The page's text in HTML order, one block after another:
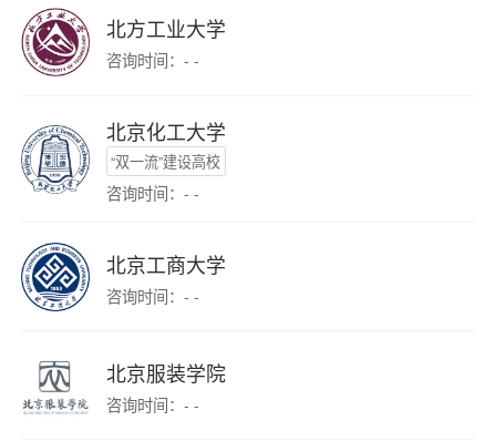
北方工业大学
咨询时间：- -
北京化工大学
“双一流”建设高校
咨询时间：- -
北京工商大学
咨询时间：- -
北京服装学院
咨询时间：- -